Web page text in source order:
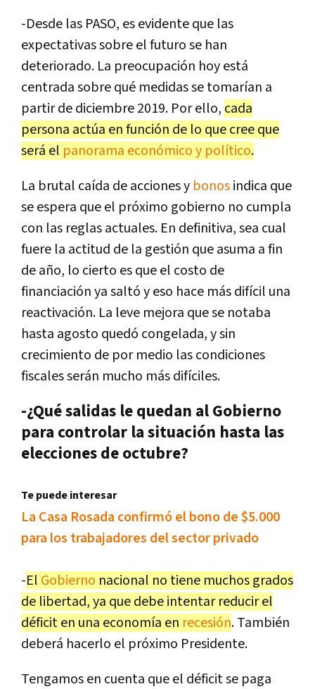
-Desde las PASO, es evidente que las
expectativas sobre el futuro se han
deteriorado. La preocupación hoy está
centrada sobre qué medidas se tomarían a
partir de diciembre 2019. Por ello, cada
persona actúa en función de lo que cree que
será el panorama económico y político.
La brutal caída de acciones y bonosindica que
se espera que el próximo gobierno no cumpla
con las reglas actuales. En definitiva, sea cual
fuere la actitud de la gestión que asuma a fin
de año, lo cierto es que el costo de
financiación ya saltó y eso hace más difícil una
reactivación. La leve mejora que se notaba
hasta agosto quedó congelada, y sin
crecimiento de por medio las condiciones
fiscales serán mucho más difíciles.
-¿Qué salidas le quedan al Gobierno
para controlar la situación hasta las
elecciones de octubre?
Te puede interesar
La Casa Rosada confirmó el bono de $5.000
para los trabajadores del sector privado
-El Gobierno nacional no tiene muchos grados
de libertad, ya que debe intentar reducir el
déficit en una economía en recesión. También
deberá hacerlo el próximo Presidente.
Tengamos en cuenta que el déficit se paga